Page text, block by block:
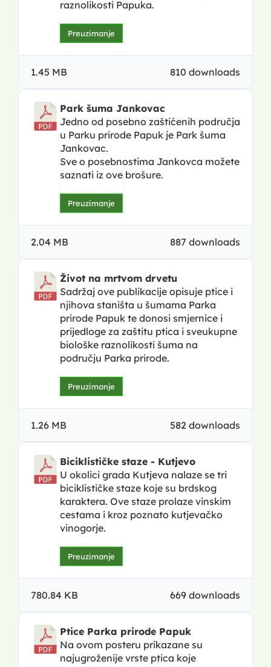
raznolikosti Papuka.
Preuzimanje
810 downloads
1.45 MB
Park šuma Jankovac
Jedno od posebno zaštićenih područja
u Parku prirode Papuk je Park šuma
Jankovac.
Sve o posebnostima Jankovca možete
saznati iz ove brošure.
Preuzimanje
887 downloads
2.04 MB
Život na mrtvom drvetu
Sadržaj ove publikacije opisuje ptice i
njihova staništa u šumama Parka
prirode Papuk te donosi smjernice i
prijedloge za zaštitu ptica i sveukupne
biološke raznolikosti šuma na
području Parka prirode.
Preuzimanje
582 downloads
1.26 MB
Biciklističke staze - Kutjevo
U okolici grada Kutjeva nalaze se tri
biciklističke staze koje su brdskog
karaktera. Ove staze prolaze vinskim
cestama i kroz poznato kutjevačko
vinogorje.
Preuzimanje
669 downloads
780.84 KB
Ptice Parka prirode Papuk
Na ovom posteru prikazane su
najugroženije vrste ptica koje